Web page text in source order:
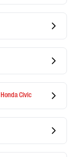
HondaCivic